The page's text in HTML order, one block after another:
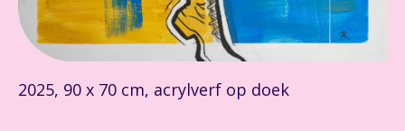
2025, 90 x 70 cm, acrylverf op doek